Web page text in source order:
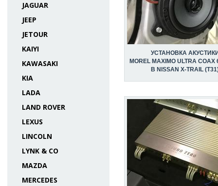
JAGUAR
JEEP
JETOUR
KAIYI
KAWASAKI
KIA
LADA
LAND ROVER
LEXUS
LINCOLN
LYNK & CO
MAZDA
MERCEDES
УСТАНОВКА
MOREL MAXIMO ULTRA COAX
В NISSAN X-TRAIL